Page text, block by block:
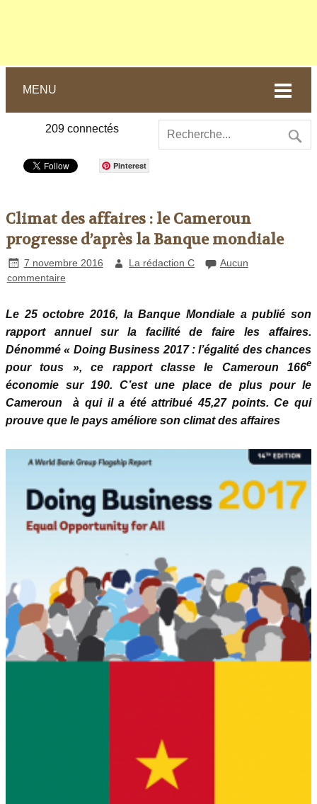
MENU
209 connectés
Pinterest
Climat des affaires : le Cameroun
progresse d’après la Banque mondiale
7 novembre 2016 La rédaction C
Aucun
commentaire
Le 25 octobre 2016, la Banque Mondiale a publié son
rapport annuel sur la facilité de faire les affaires.
Dénommé « Doing Business 2017 : l’égalité des chances
pour tous », ce rapport classe le Cameroun 166e
économie sur 190. C’est une place de plus pour le
Cameroun à qui il a été attribué 45,27 points. Ce qui
prouve que le pays améliore son climat des affaires